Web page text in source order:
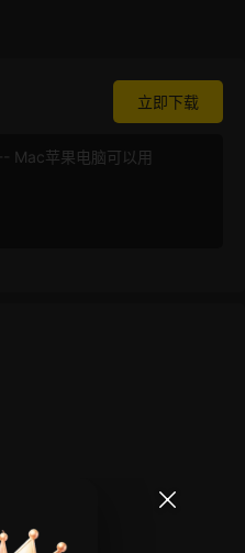
立即下载
-- Mac苹果电脑可以用